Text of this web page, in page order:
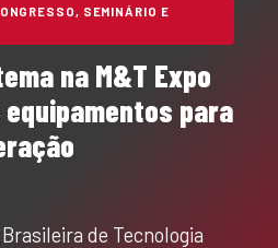
SEMINÁRIO E
na M&T Expo
para
de Tecnologia